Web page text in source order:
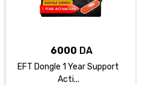
6000 DA
EFT Dongle 1 Year Support
Acti...